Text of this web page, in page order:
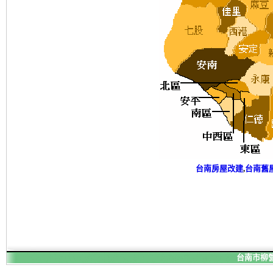
台南房屋改建,台南舊
台南市柳